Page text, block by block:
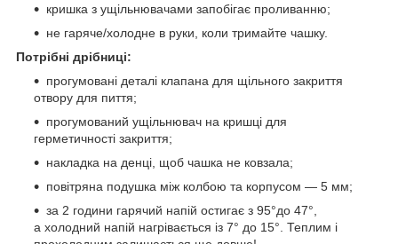
кришка з ущільнювачами запобігає проливанню;
не гаряче/холодне в руки, коли тримайте чашку.
Потрібні дрібниці:
прогумовані деталі клапана для щільного закриття
отвору для пиття;
прогумований ущільнювач на кришці для
герметичності закриття;
накладка на денці, щоб чашка не ковзала;
повітряна подушка між колбою та корпусом — 5 мм;
за 2 години гарячий напій остигає з 95°до 47°,
а холодний напій нагрівається із 7° до 15°. Теплим і